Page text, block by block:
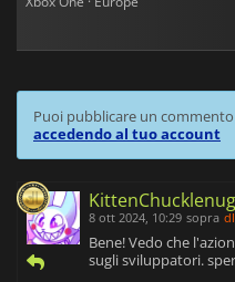
Puoi pubblicare un
accedendo al tuo account
8 ott 2024, 10:29 sopra
Bene! Vedo che
sugli sviluppatori.